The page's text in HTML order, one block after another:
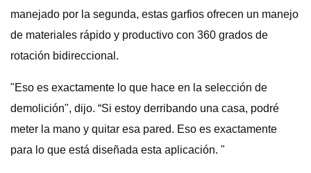
manejado por la segunda, estas garfios ofrecen un manejo
de materiales rápido y productivo con 360 grados de
rotación bidireccional.
"Eso es exactamente lo que hace en la selección de
demolición", dijo. “Si estoy derribando una casa, podré
meter la mano y quitar esa pared. Eso es exactamente
para lo que está diseñada esta aplicación. "